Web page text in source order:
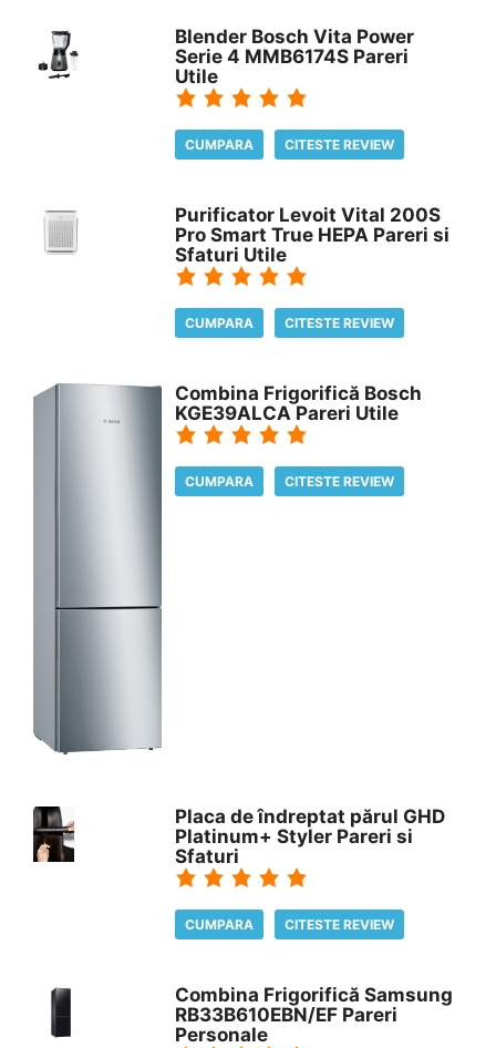
Blender Bosch Vita Power
Serie 4 MMB6174S Pareri
Utile
CUMPARA CITESTE REVIEW
Purificator Levoit Vital 200S
Pro Smart True HEPA Pareri si
Sfaturi Utile
CUMPARA CITESTE REVIEW
Combina Frigorifică Bosch
KGE39ALCA Pareri Utile
CUMPARA CITESTE REVIEW
Placa de îndreptat părul GHD
Platinum+ Styler Pareri si
Sfaturi
CUMPARA CITESTE REVIEW
Combina Frigorifică Samsung
RB33B610EBN/EF Pareri
Personale